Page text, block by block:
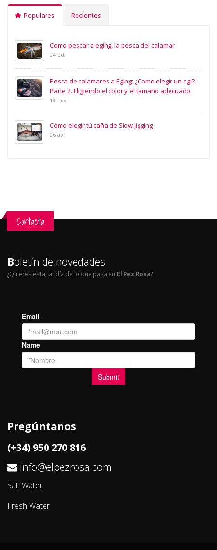
Populares Recientes
Como pescar a eging, la pesca del calamar
04 oct
Pesca de calamares a Eging: ¿Como elegir un egi?.
Parte 2. Eligiendo el color y el tamaño adecuado.
19 nov
Cómo elegir tú caña de Slow Jigging
06 abr
Contacta
Boletín de novedades
¿Quieres estar al día de lo que pasa en El Pez Rosa?
Pregúntanos
(+34) 950 270 816
info@elpezrosa.com
Salt Water
Fresh Water